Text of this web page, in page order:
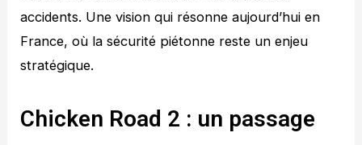
accidents. Une vision qui résonne aujourd’hui en
France, où la sécurité piétonne reste un enjeu
stratégique.
Chicken Road 2 : un passage